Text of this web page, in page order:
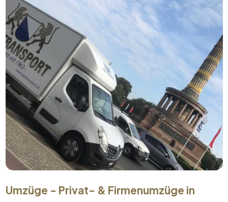
Umzüge - Privat- & Firmenumzüge in